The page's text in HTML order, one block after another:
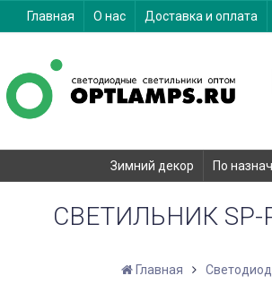
Главная О нас Доставка и оплата
Зимний декор По
СВЕТИЛЬНИК SP-
Главная